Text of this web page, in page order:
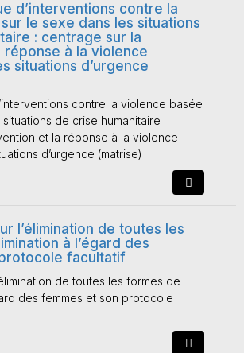
d’interventions contre la
le sexe dans les situations
: centrage sur la
à la violence
situations d’urgence
contre la violence basée
de crise humanitaire :
et la réponse à la violence
d’urgence (matrise)
l’élimination de toutes les
à l’égard des
facultatif
de toutes les formes de
des femmes et son protocole